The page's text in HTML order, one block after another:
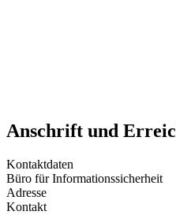
Anschrift und
Kontaktdaten
Büro für Informationssicherheit
Adresse
Kontakt